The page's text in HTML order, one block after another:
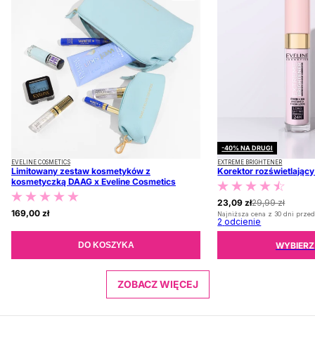
EVELINE COSMETICS
Limitowany zestaw kosmetyków z
kosmetyczką DAAG x Eveline Cosmetics
169,00 zł
DO KOSZYKA
-40% NA DRUGI
EXTREME BRIGHTENER
Korektor
29,99 zł
23,09 zł
Najniższa cena z 30 dni
2 odcienie
ZOBACZ WIĘCEJ